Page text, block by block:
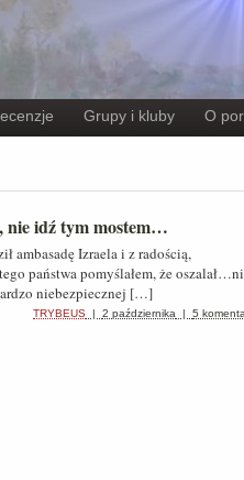
Grupy i kluby O
idź tym mostem…
ambasadę Izraela i z radością,
państwa pomyślałem, że
niebezpiecznej […]
TRYBEUS | 2 października | 5